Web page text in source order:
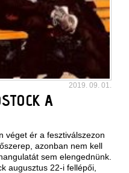
2019. 09. 01.
A
véget ér a fesztiválszezon
azonban nem kell
sem elengednünk.
augusztus 22-i fellépői,